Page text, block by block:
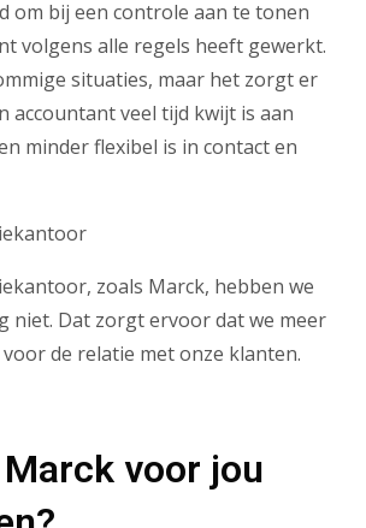
om bij een controle aan te tonen
volgens alle regels heeft gewerkt.
situaties, maar het zorgt er
accountant veel tijd kwijt is aan
minder flexibel is in contact en
zoals Marck, hebben we
niet. Dat zorgt ervoor dat we meer
de relatie met onze klanten.
voor jou